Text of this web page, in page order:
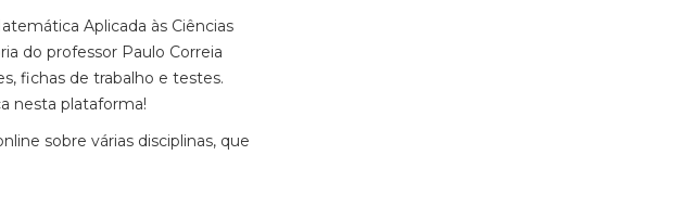
Aplicada às Ciências
do professor Paulo Correia
fichas de trabalho e testes.
nesta plataforma!
sobre várias disciplinas, que